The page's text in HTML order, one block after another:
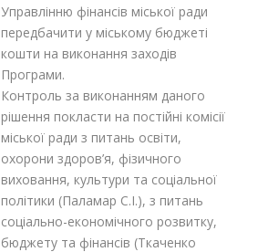
Управлінню фінансів міської ради
передбачити у міському бюджеті
кошти на виконання заходів
Програми.
Контроль за виконанням даного
рішення покласти на постійні комісії
міської ради з питань освіти,
охорони здоров’я, фізичного
виховання, культури та соціальної
політики (Паламар С.І.), з питань
соціально-економічного розвитку,
бюджету та фінансів (Ткаченко